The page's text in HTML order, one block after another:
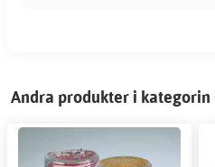
Andra produkter i